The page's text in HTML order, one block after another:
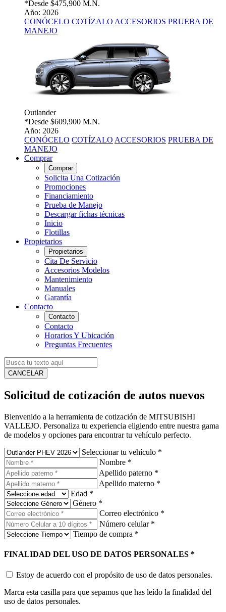
*Desde $475,900 M.N.
Año: 2026
CONÓCELO COTÍZALO ACCESORIOS PRUEBA DE
MANEJO
Outlander
*Desde $609,900 M.N.
Año: 2026
CONÓCELO COTÍZALO ACCESORIOS PRUEBA DE
MANEJO
Comprar
Comprar
Solicita Una Cotización
Promociones
Financiamiento
Prueba de Manejo
Descargar fichas técnicas
Inicio
Flotillas
Propietarios
Propietarios
Cita De Servicio
Accesorios Modelos
Mantenimiento
Manuales
Garantía
Contacto
Contacto
Contacto
Horarios Y Ubicación
Preguntas Frecuentes
CANCELAR
Solicitud de cotización de autos nuevos
Bienvenido a la herramienta de cotización de MITSUBISHI
VALLEJO. Personaliza tu experiencia eligiendo entre nuestra gama
de modelos y opciones para encontrar tu vehículo perfecto.
Seleccionar tu vehículo *
Nombre *
Apellido paterno *
Apellido materno *
Edad *
Género *
Correo electrónico *
Número celular *
Tiempo de compra *
FINALIDAD DEL USO DE DATOS PERSONALES *
Estoy de acuerdo con el propósito de uso de datos personales.
Marca esta casilla para que sepamos que has leído la finalidad del
uso de datos personales.